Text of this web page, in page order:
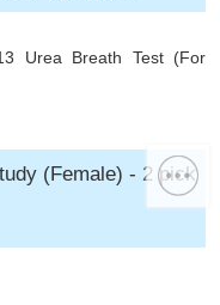
Breath Test (For
(Female) - 2 pick